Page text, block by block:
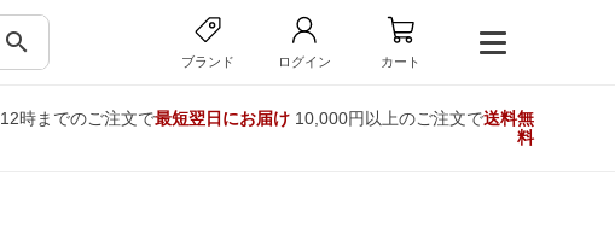
search
ブランド ログイン カート
12時までのご注文で最短翌日にお届け10,000円以上のご注文で送料無
料